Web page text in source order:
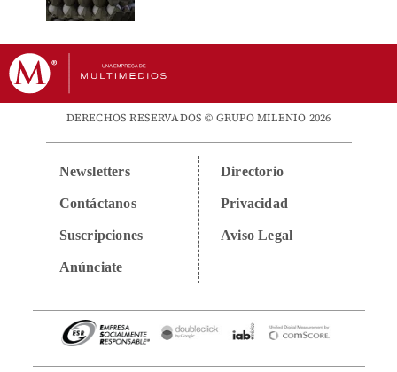
DERECHOS RESERVADOS © GRUPO MILENIO 2026
Newsletters
Contáctanos
Suscripciones
Anúnciate
Directorio
Privacidad
Aviso Legal